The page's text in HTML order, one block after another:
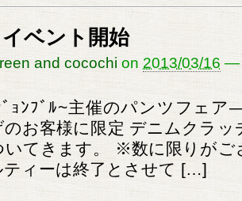
ベント開始
and cocochi on 2013/03/16 —
ｮﾝﾌﾞﾙ~主催のパンツフェ
のお客様に限定 デニムクラ
いてきます。 ※数に限りがご
ティーは終了とさせて […]